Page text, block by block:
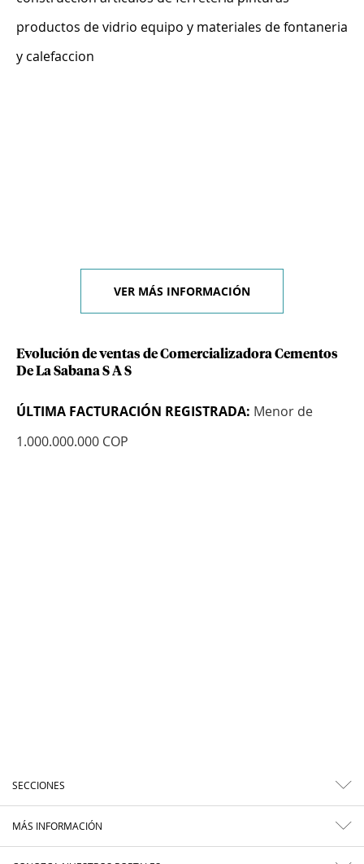
productos de vidrio equipo y materiales de fontaneria
y calefaccion
VER MÁS INFORMACIÓN
Evolución de ventas de Comercializadora Cementos
De La Sabana S A S
ÚLTIMA FACTURACIÓN REGISTRADA: Menor de
1.000.000.000 COP
SECCIONES
MÁS INFORMACIÓN